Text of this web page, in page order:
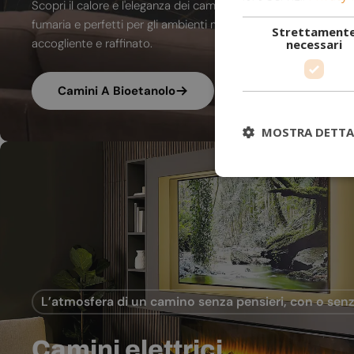
Scopri il calore e l'eleganza dei camini a bioetanolo. A
fumaria e perfetti per gli ambienti moderni, trasformano ogni
accogliente e raffinato.
Camini A Bioetanolo
L’atmosfera di un camino senza pensieri, con o
necessari
MOSTRA